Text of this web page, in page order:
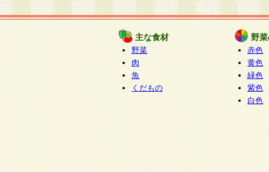
主な食材
野菜
肉
魚
くだもの
野
赤色
黄色
緑色
紫色
白色